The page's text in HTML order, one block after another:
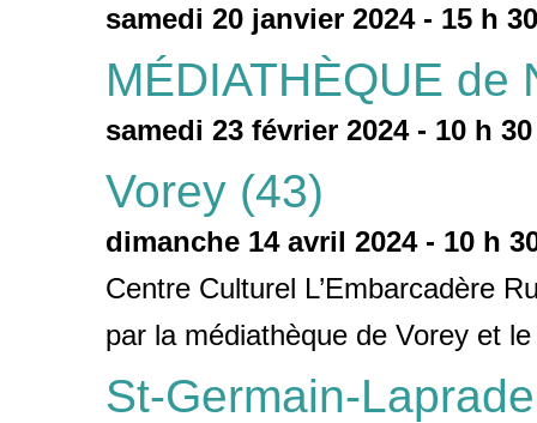
samedi 20 janvier 2024 - 15 h 30
MÉDIATHÈQUE de
samedi 23 février 2024 - 10 h 30
Vorey (43)
dimanche 14 avril 2024 - 10 h
Centre Culturel L’Embarcadère
par la médiathèque de Vorey et
St-Germain-